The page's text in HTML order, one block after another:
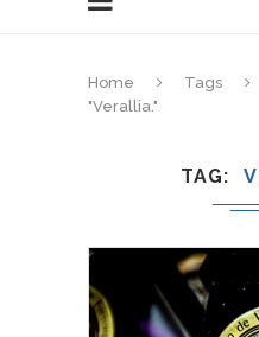
Home Tags
"Verallia."
TAG